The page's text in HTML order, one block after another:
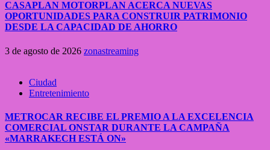
CASAPLAN MOTORPLAN ACERCA NUEVAS
OPORTUNIDADES PARA CONSTRUIR PATRIMONIO
DESDE LA CAPACIDAD DE AHORRO
3 de agosto de 2026 zonastreaming
Ciudad
Entretenimiento
METROCAR RECIBE EL PREMIO A LA EXCELENCIA
COMERCIAL ONSTAR DURANTE LA CAMPAÑA
«MARRAKECH ESTÁ ON»